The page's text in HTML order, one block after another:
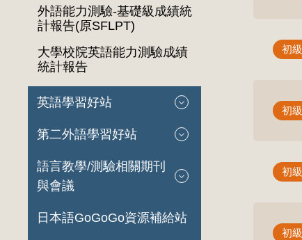
外語能力測驗-基礎級成績統
計報告(原SFLPT)
大學校院英語能力測驗成績
統計報告
英語學習好站
第二外語學習好站
語言教學/測驗相關期刊
與會議
日本語GoGoGo資源補給站
初級
初級
初級
初級